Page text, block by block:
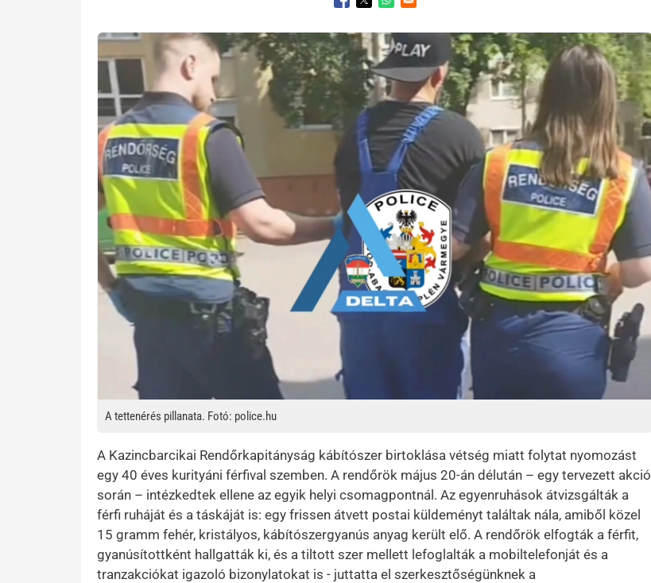
Opens in a new window
Opens in a new window
Opens in a new window
Kép
A tettenérés pillanata. Fotó: police.hu
A Kazincbarcikai Rendőrkapitányság kábítószer birtoklása vétség miatt folytat nyomozást
egy 40 éves kurityáni férfival szemben. A rendőrök május 20-án délután – egy tervezett akció
során – intézkedtek ellene az egyik helyi csomagpontnál. Az egyenruhások átvizsgálták a
férfi ruháját és a táskáját is: egy frissen átvett postai küldeményt találtak nála, amiből közel
15 gramm fehér, kristályos, kábítószergyanús anyag került elő. A rendőrök elfogták a férfit,
gyanúsítottként hallgatták ki, és a tiltott szer mellett lefoglalták a mobiltelefonját és a
tranzakciókat igazoló bizonylatokat is - juttatta el szerkesztőségünknek a